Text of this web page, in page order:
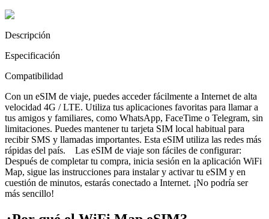
Descripción
Especificación
Compatibilidad
Con un eSIM de viaje, puedes acceder fácilmente a Internet de alta
velocidad 4G / LTE. Utiliza tus aplicaciones favoritas para llamar a
tus amigos y familiares, como WhatsApp, FaceTime o Telegram, sin
limitaciones. Puedes mantener tu tarjeta SIM local habitual para
recibir SMS y llamadas importantes. Esta eSIM utiliza las redes más
rápidas del país. Las eSIM de viaje son fáciles de configurar:
Después de completar tu compra, inicia sesión en la aplicación WiFi
Map, sigue las instrucciones para instalar y activar tu eSIM y en
cuestión de minutos, estarás conectado a Internet. ¡No podría ser
más sencillo!